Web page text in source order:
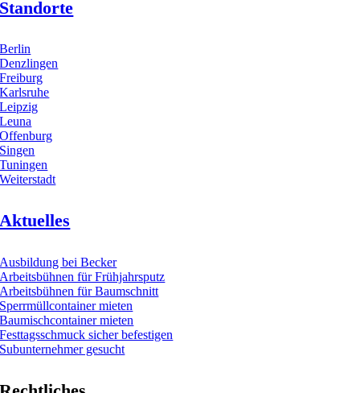
Standorte
Berlin
Denzlingen
Freiburg
Karlsruhe
Leipzig
Leuna
Offenburg
Singen
Tuningen
Weiterstadt
Aktuelles
Ausbildung bei Becker
Arbeitsbühnen für Frühjahrsputz
Arbeitsbühnen für Baumschnitt
Sperrmüllcontainer mieten
Baumischcontainer mieten
Festtagsschmuck sicher befestigen
Subunternehmer gesucht